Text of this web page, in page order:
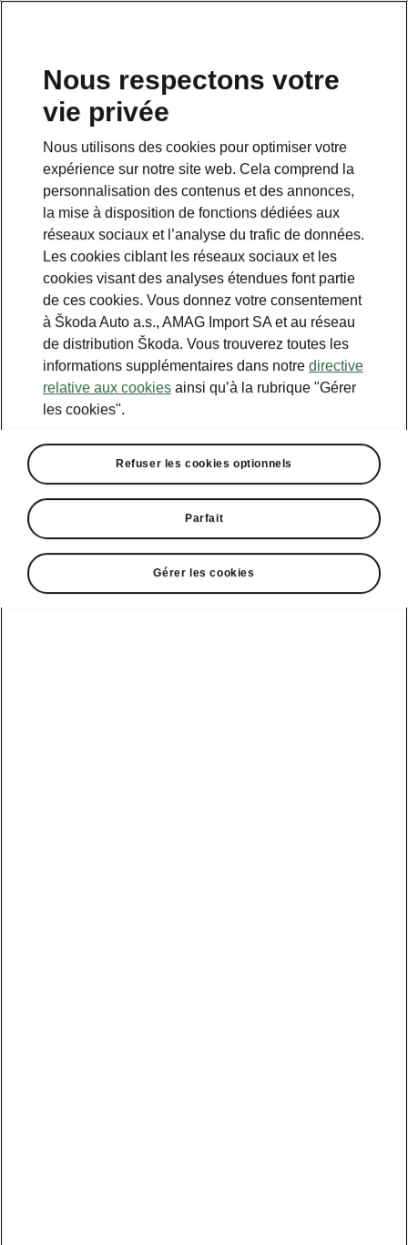
Nous respectons votre
vie privée
Nous utilisons des cookies pour optimiser votre
expérience sur notre site web. Cela comprend la
personnalisation des contenus et des annonces,
la mise à disposition de fonctions dédiées aux
réseaux sociaux et l’analyse du trafic de données.
Les cookies ciblant les réseaux sociaux et les
cookies visant des analyses étendues font partie
de ces cookies. Vous donnez votre consentement
à Škoda Auto a.s., AMAG Import SA et au réseau
de distribution Škoda. Vous trouverez toutes les
informations supplémentaires dans notre directive
relative aux cookies ainsi qu’à la rubrique "Gérer
les cookies".
Refuser les cookies optionnels
Parfait
Gérer les cookies